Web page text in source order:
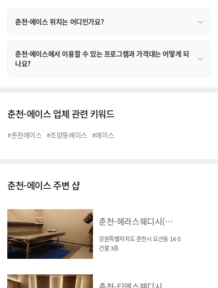
춘천-에이스 위치는 어디인가요?
춘천-에이스에서 이용할 수 있는 프로그램과 가격대는 어떻게 되
나요?
춘천-에이스 업체 관련 키워드
#춘천에이스 #조양동에이스 #에이스
춘천-에이스 주변 샵
춘천-헤라스웨디시(요선동)
강원특별자치도 춘천시 요선동 14-5
건물 3층